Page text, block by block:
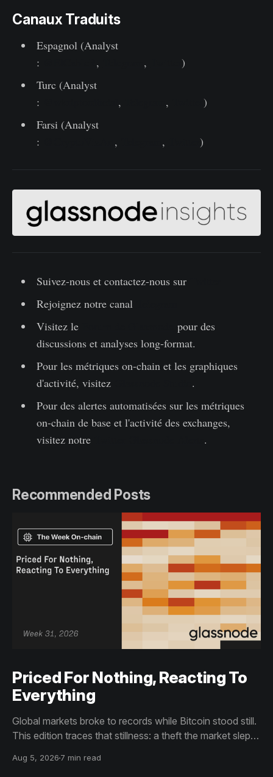
Canaux Traduits
Espagnol (Analyst
:
, ,
)
Turc (Analyst
:
, ,
)
Farsi (Analyst
:
, , )
Suivez-nous et contactez-nous sur
Rejoignez notre canal
Visitez le
pour des
discussions et analyses long-format.
Pour les métriques on-chain et les graphiques
d'activité, visitez
.
Pour des alertes automatisées sur les métriques
on-chain de base et l'activité des exchanges,
visitez notre
.
Recommended Posts
Priced For Nothing, Reacting To
Everything
Global markets broke to records while Bitcoin stood still.
This edition traces that stillness: a theft the market slept
than capitulation, and an options market priced for
Aug 5, 2026 7 min read